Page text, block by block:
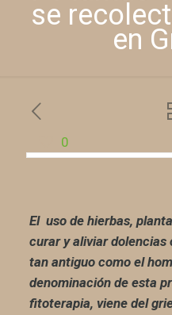
se
en
0
El uso de hierbas,
curar y aliviar dolencias
tan antiguo como el
denominación de esta
fitoterapia, viene del